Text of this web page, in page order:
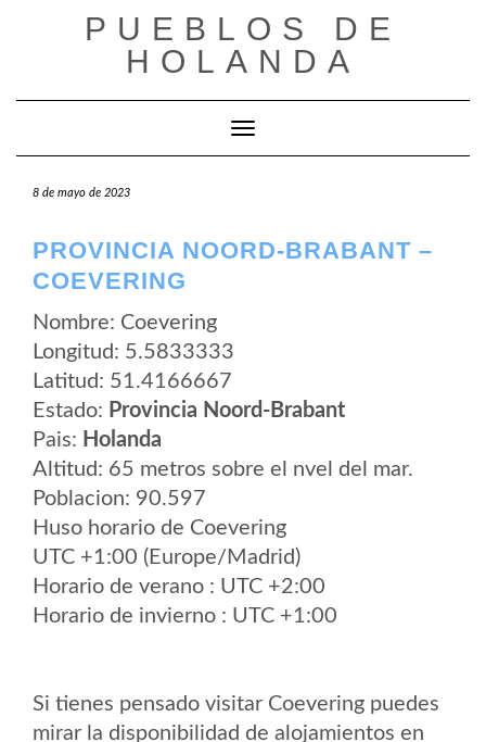
PUEBLOS DE
HOLANDA
Cambiar modo de navegación
8 de mayo de 2023
PROVINCIA NOORD-BRABANT –
COEVERING
Nombre: Coevering
Longitud: 5.5833333
Latitud: 51.4166667
Estado: Provincia Noord-Brabant
Pais: Holanda
Altitud: 65 metros sobre el nvel del mar.
Poblacion: 90.597
Huso horario de Coevering
UTC +1:00 (Europe/Madrid)
Horario de verano : UTC +2:00
Horario de invierno : UTC +1:00
Si tienes pensado visitar Coevering puedes
mirar la disponibilidad de alojamientos en